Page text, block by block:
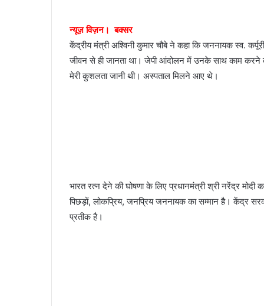
a
i
l
न्यूज़ विज़न। बक्सर
केंद्रीय मंत्री अश्विनी कुमार चौबे ने कहा कि जननायक स्व.
जीवन से ही जानता था। जेपी आंदोलन में उनके साथ काम करने
मेरी कुशलता जानी थी। अस्पताल मिलने आए थे।
भारत रत्न देने की घोषणा के लिए प्रधानमंत्री श्री नरेंद्र
पिछड़ों, लोकप्रिय, जनप्रिय जननायक का सम्मान है। केंद्र
प्रतीक है।